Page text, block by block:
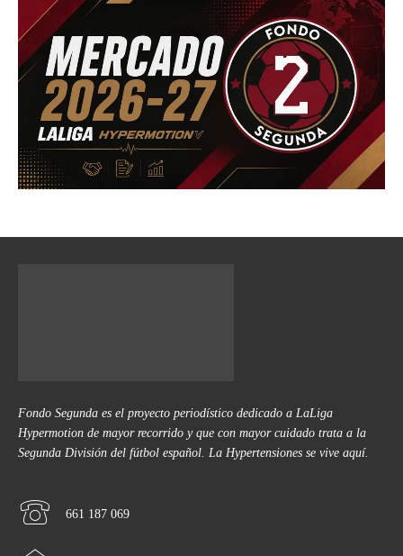
Fondo Segunda es el proyecto periodístico dedicado a LaLiga
Hypermotion de mayor recorrido y que con mayor cuidado trata a la
Segunda División del fútbol español. La Hypertensiones se vive aquí.
661 187 069